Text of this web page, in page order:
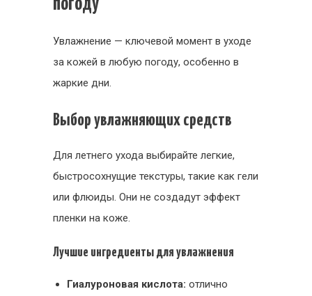
погоду
Увлажнение — ключевой момент в уходе
за кожей в любую погоду, особенно в
жаркие дни.
Выбор увлажняющих средств
Для летнего ухода выбирайте легкие,
быстросохнущие текстуры, такие как гели
или флюиды. Они не создадут эффект
пленки на коже.
Лучшие ингредиенты для увлажнения
Гиалуроновая кислота: отлично